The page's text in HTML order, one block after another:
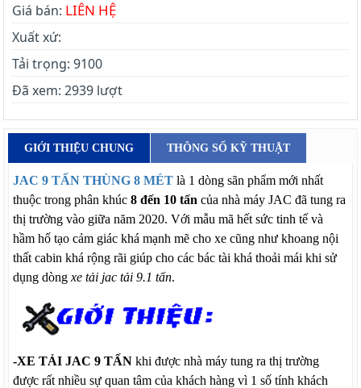
Giá bán: LIÊN HỆ
Xuất xứ:
Tải trọng: 9100
Đã xem: 2939 lượt
GIỚI THIỆU CHUNG THÔNG SỐ KỸ THUẬT
JAC 9 TẤN THÙNG 8 MÉT là 1 dòng sãn phẩm mới nhất
thuộc trong phân khúc8 đến 10 tấn của nhà máy JAC đã tung ra
thị trường vào giữa năm 2020. Với mẫu mã hết sức tinh tế và
hầm hố tạo cảm giác khá mạnh mẽ cho xe cũng như khoang nội
thất cabin khá rộng rãi giúp cho các bác tài khá thoải mái khi sử
dụng dòngxe tải jac tải 9.1 tấn.
-XE TẢI JAC 9 TẤN khi được nhà máy tung ra thị trường
được rất nhiều sự quan tâm của khách hàng vì 1 số tính khách